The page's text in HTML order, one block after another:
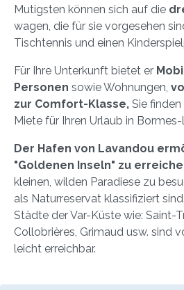
Mutigsten können sich auf die
wagen, die für sie vorgesehen
Tischtennis und einen
Für Ihre Unterkunft bietet er
Personen sowie Wohnungen,
zur Comfort-Klasse, Sie
Miete für Ihren Urlaub in
Der Hafen von Lavandou
"Goldenen Inseln" zu
kleinen, wilden Paradiese zu
als Naturreservat klassifiziert
Städte der Var-Küste wie: Saint-
Collobrières, Grimaud usw. sind
leicht erreichbar.